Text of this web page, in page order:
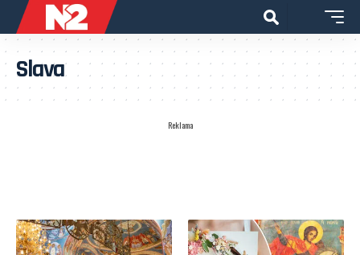
Slava
Reklama